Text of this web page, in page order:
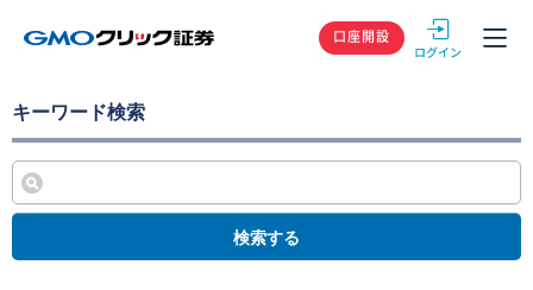
GMOクリック
口座開設
キーワード検索
検索する